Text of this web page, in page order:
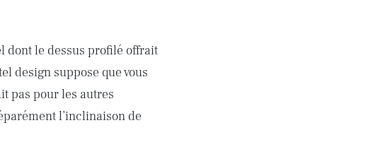
dont le dessus profilé offrait
design suppose que vous
pas pour les autres
l’inclinaison de